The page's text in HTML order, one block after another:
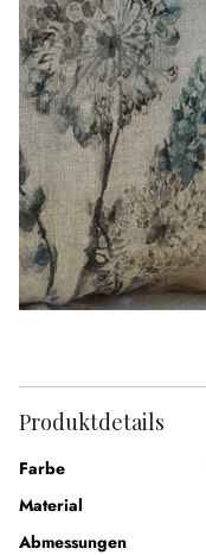
Produktdetails
Farbe
Material
Abmessungen